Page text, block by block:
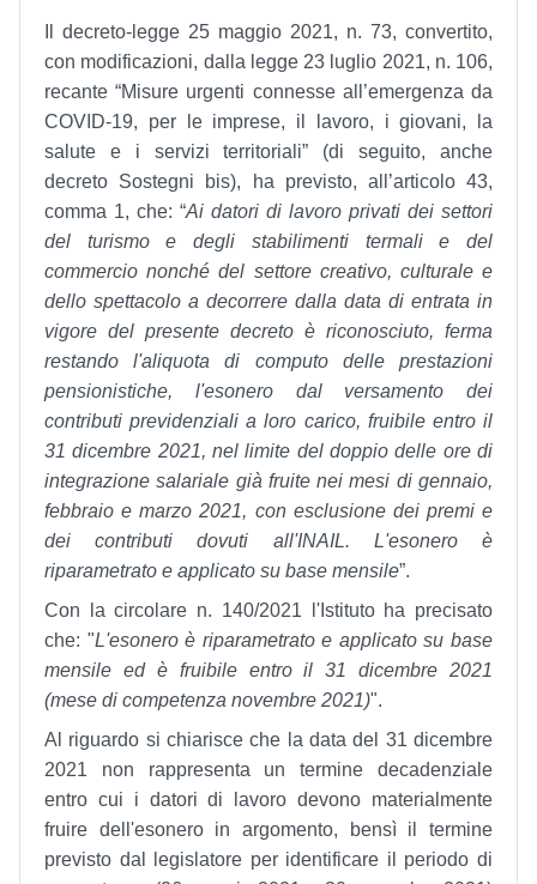
Il decreto-legge 25 maggio 2021, n. 73, convertito,
con modificazioni, dalla legge 23 luglio 2021, n. 106,
recante “Misure urgenti connesse all’emergenza da
COVID-19, per le imprese, il lavoro, i giovani, la
salute e i servizi territoriali” (di seguito, anche
decreto Sostegni bis), ha previsto, all’articolo 43,
comma 1, che: “Ai datori di lavoro privati dei settori
del turismo e degli stabilimenti termali e del
commercio nonché del settore creativo, culturale e
dello spettacolo a decorrere dalla data di entrata in
vigore del presente decreto è riconosciuto, ferma
restando l'aliquota di computo delle prestazioni
pensionistiche, l'esonero dal versamento dei
contributi previdenziali a loro carico, fruibile entro il
31 dicembre 2021, nel limite del doppio delle ore di
integrazione salariale già fruite nei mesi di gennaio,
febbraio e marzo 2021, con esclusione dei premi e
dei contributi dovuti all'INAIL. L'esonero è
riparametrato e applicato su base mensile”.
Con la circolare n. 140/2021 l'Istituto ha precisato
che: "L'esonero è riparametrato e applicato su base
mensile ed è fruibile entro il 31 dicembre 2021
(mese di competenza novembre 2021)".
Al riguardo si chiarisce che la data del 31 dicembre
2021 non rappresenta un termine decadenziale
entro cui i datori di lavoro devono materialmente
fruire dell'esonero in argomento, bensì il termine
previsto dal legislatore per identificare il periodo di